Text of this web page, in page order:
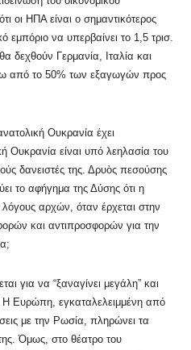
οι ΗΠΑ είναι ο σημαντικότερος
εμπόριο να υπερβαίνει το 1,5 τρισ.
δεχθούν Γερμανία, Ιταλία και
από το 50% των εξαγωγών προς
Ουκρανία έχει
Ουκρανία είναι υπό λεηλασία του
δανειστές της. Δρυὸς πεσούσης
το αφήγημα της Δύσης ότι η
λόγους αρχών, όταν έρχεται στην
και αντιπροσφορών για την
για να “ξαναγίνει μεγάλη” και
Η Ευρώπη, εγκαταλελειμμένη από
με την Ρωσία, πληρώνει τα
Όμως, στο θέατρο του